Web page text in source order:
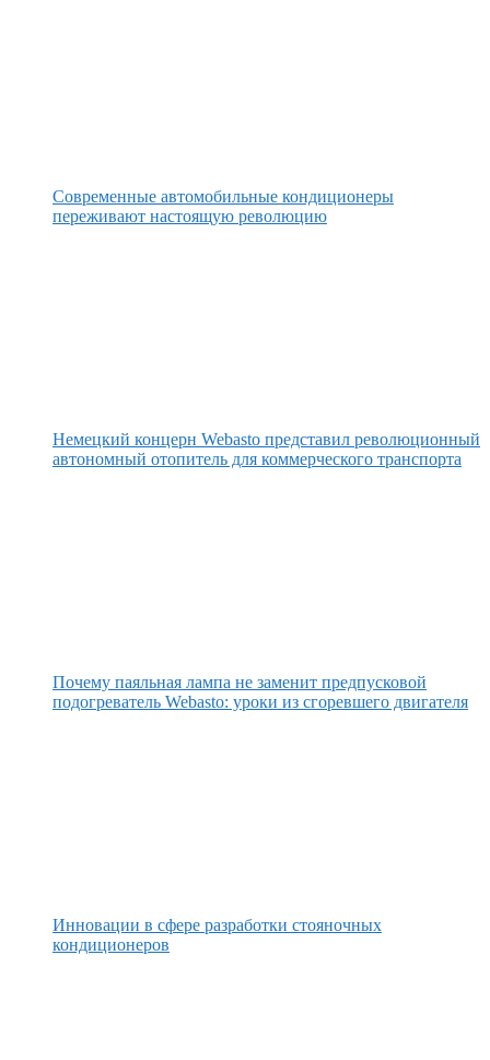
Современные автомобильные кондиционеры
переживают настоящую революцию
Немецкий концерн Webasto представил революционный
автономный отопитель для коммерческого транспорта
Почему паяльная лампа не заменит предпусковой
подогреватель Webasto: уроки из сгоревшего двигателя
Инновации в сфере разработки стояночных
кондиционеров